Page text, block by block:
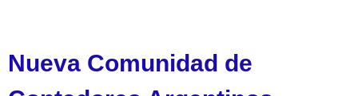
Nueva Comunidad de